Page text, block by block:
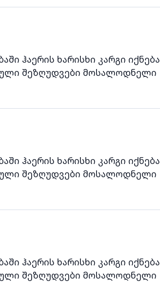
ჰაერის ხარისხი კარგი იქნება
შეზღუდვები მოსალოდნელი
ჰაერის ხარისხი კარგი იქნება
შეზღუდვები მოსალოდნელი
ჰაერის ხარისხი კარგი იქნება
შეზღუდვები მოსალოდნელი